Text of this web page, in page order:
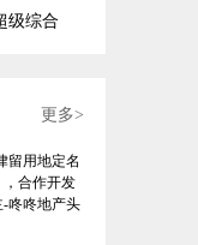
级综合
更多>